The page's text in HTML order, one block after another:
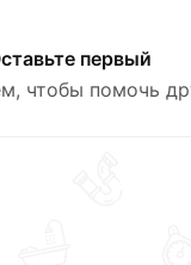
первый
чтобы помочь